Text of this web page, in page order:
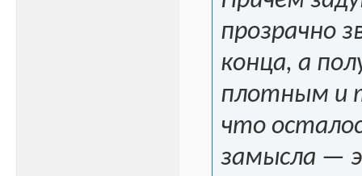
прозрачно
конца, а
плотным и
что
замысла —